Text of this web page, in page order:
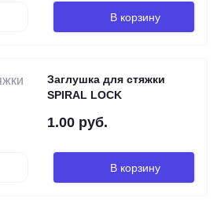
В корзину
Заглушка для стяжки
SPIRAL LOCK
1.00 руб.
В корзину